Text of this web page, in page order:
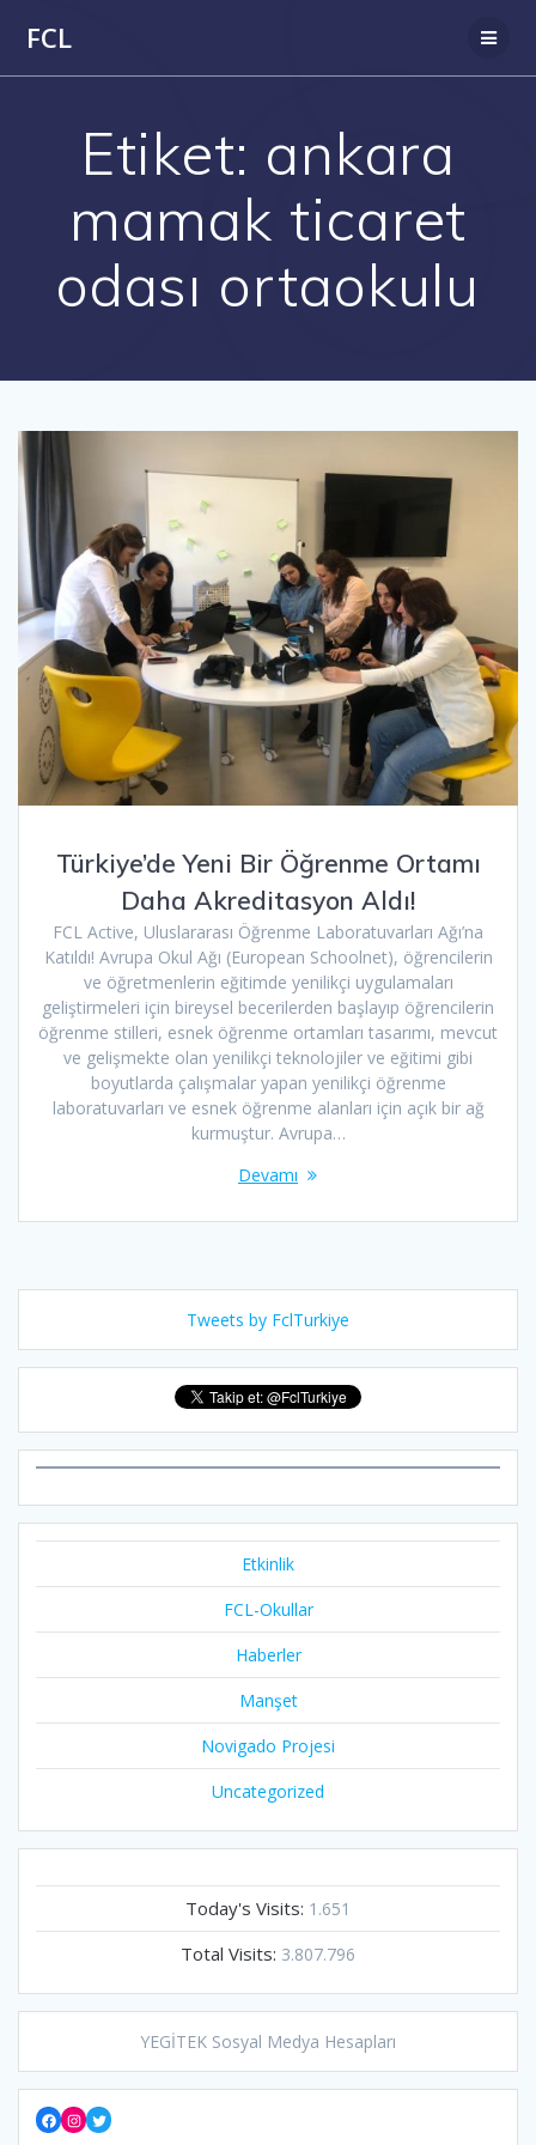
FCL
Etiket: ankara
mamak ticaret
odası ortaokulu
Türkiye’de Yeni Bir Öğrenme Ortamı
Daha Akreditasyon Aldı!
FCL Active, Uluslararası Öğrenme Laboratuvarları Ağı’na
Katıldı! Avrupa Okul Ağı (European Schoolnet), öğrencilerin
ve öğretmenlerin eğitimde yenilikçi uygulamaları
geliştirmeleri için bireysel becerilerden başlayıp öğrencilerin
öğrenme stilleri, esnek öğrenme ortamları tasarımı, mevcut
ve gelişmekte olan yenilikçi teknolojiler ve eğitimi gibi
boyutlarda çalışmalar yapan yenilikçi öğrenme
laboratuvarları ve esnek öğrenme alanları için açık bir ağ
kurmuştur. Avrupa…
Devamı
Tweets by FclTurkiye
Etkinlik
FCL-Okullar
Haberler
Manşet
Novigado Projesi
Uncategorized
Today's Visits: 1.651
Total Visits: 3.807.796
YEGİTEK Sosyal Medya Hesapları
Facebook
Instagram
Twitter